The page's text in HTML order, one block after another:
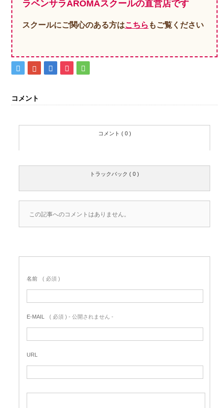
ラベンサラAROMAスクールの直営店です
スクールにご関心のある方はこちら もご覧ください
コメント
コメント ( 0 )
トラックバック ( 0 )
この記事へのコメントはありません。
名前 ( 必須 )
E-MAIL ( 必須 ) - 公開されません -
URL